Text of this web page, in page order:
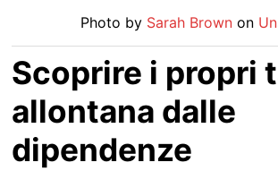
Photo by Sarah Brown on
Scoprire i propri
allontana dalle
dipendenze